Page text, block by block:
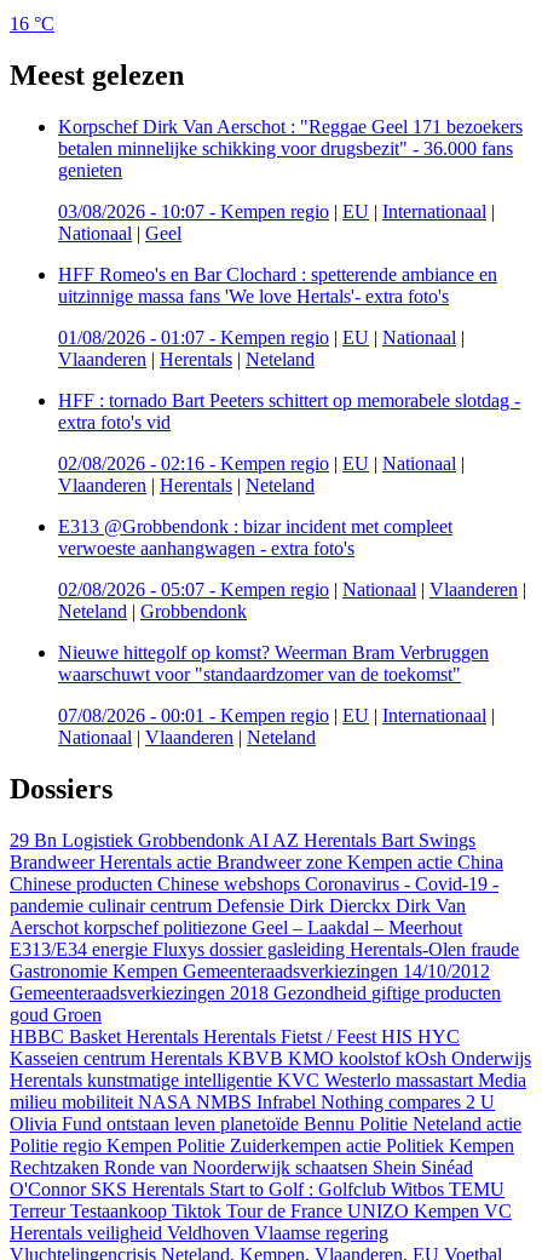
16 °C
Meest gelezen
Korpschef Dirk Van Aerschot : "Reggae Geel 171 bezoekers
betalen minnelijke schikking voor drugsbezit" - 36.000 fans
genieten
03/08/2026 - 10:07 - Kempen regio | EU | Internationaal |
Nationaal | Geel
HFF Romeo's en Bar Clochard : spetterende ambiance en
uitzinnige massa fans 'We love Hertals'- extra foto's
01/08/2026 - 01:07 - Kempen regio | EU | Nationaal |
Vlaanderen | Herentals | Neteland
HFF : tornado Bart Peeters schittert op memorabele slotdag -
extra foto's vid
02/08/2026 - 02:16 - Kempen regio | EU | Nationaal |
Vlaanderen | Herentals | Neteland
E313 @Grobbendonk : bizar incident met compleet
verwoeste aanhangwagen - extra foto's
02/08/2026 - 05:07 - Kempen regio | Nationaal | Vlaanderen |
Neteland | Grobbendonk
Nieuwe hittegolf op komst? Weerman Bram Verbruggen
waarschuwt voor "standaardzomer van de toekomst"
07/08/2026 - 00:01 - Kempen regio | EU | Internationaal |
Nationaal | Vlaanderen | Neteland
Dossiers
29 Bn Logistiek Grobbendonk AI AZ Herentals Bart Swings
Brandweer Herentals actie Brandweer zone Kempen actie China
Chinese producten Chinese webshops Coronavirus - Covid-19 -
pandemie culinair centrum Defensie Dirk Dierckx Dirk Van
Aerschot korpschef politiezone Geel – Laakdal – Meerhout
E313/E34 energie Fluxys dossier gasleiding Herentals-Olen fraude
Gastronomie Kempen Gemeenteraadsverkiezingen 14/10/2012
Gemeenteraadsverkiezingen 2018 Gezondheid giftige producten
goud Groen
HBBC Basket Herentals Herentals Fietst / Feest HIS HYC
Kasseien centrum Herentals KBVB KMO koolstofkOsh Onderwijs
Herentals kunstmatige intelligentie KVC Westerlo massastart Media
milieu mobiliteit NASA NMBS Infrabel Nothing compares 2 U
Olivia Fund ontstaan leven planetoïde Bennu Politie Neteland actie
Politie regio Kempen Politie Zuiderkempen actie Politiek Kempen
Rechtzaken Ronde van Noorderwijk schaatsen Shein Sinéad
O'Connor SKS Herentals Start to Golf : Golfclub Witbos TEMU
TerreurTestaankoop Tiktok Tour de France UNIZO Kempen VC
Herentals veiligheid Veldhoven Vlaamse regering
Vluchtelingencrisis Neteland, Kempen, Vlaanderen, EU Voetbal